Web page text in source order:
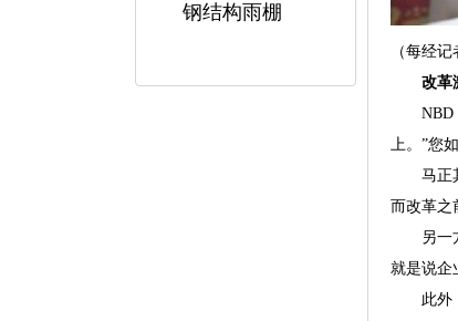
钢结构雨棚
（每经记
改革激
NBD：
上。”您
马正其
而改革之
另一方
就是说企
此外，